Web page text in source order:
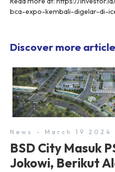
bca-expo-kembali-digelar-di-
Discover more
News - March 19 2024
BSD City Masuk
Jokowi, Berikut